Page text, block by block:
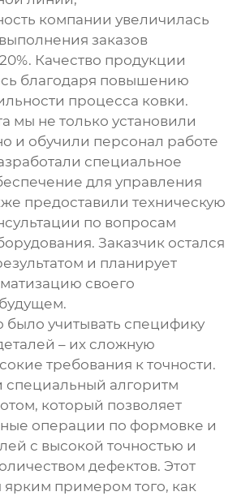
компании увеличилась
заказов
Качество продукции
благодаря повышению
процесса ковки.
мы не только установили
и обучили персонал работе
специальное
для управления
предоставили техническую
по вопросам
Заказчик остался
и планирует
своего
учитывать специфику
– их сложную
требования к точности.
специальный алгоритм
который позволяет
операции по формовке и
с высокой точностью и
дефектов. Этот
ярким примером того, как